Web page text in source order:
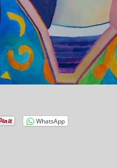
WhatsApp